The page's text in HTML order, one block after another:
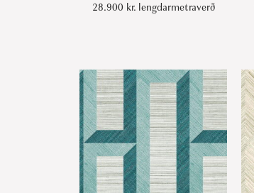
28.900 kr.lengdarmetraverð